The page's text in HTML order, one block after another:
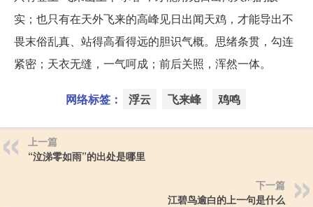
实；也只有在天外飞来的高峰见日出闻天鸡，才能导出不
畏末俗乱真、站得高看得远的胆识气概。思绪条贯，勾连
紧密；天衣无缝，一气呵成；前后关照，浑然一体。
网络标签： 浮云 飞来峰 鸡鸣
上一篇
“泣涕零如雨”的出处是哪里
下一篇
江碧鸟逾白的上一句是什么